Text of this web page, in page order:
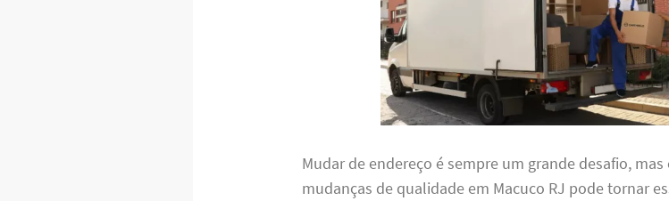
Mudar de endereço é sempre um grande desafio,
mudanças de qualidade em Macuco RJ pode tornar